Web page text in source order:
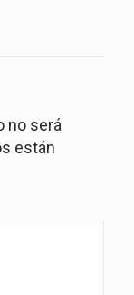
no será
están